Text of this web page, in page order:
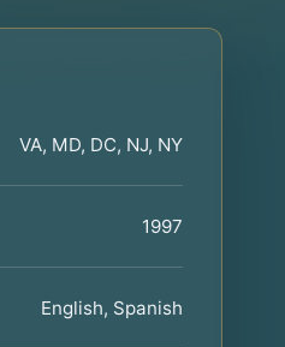
VA, MD, DC, NJ, NY
1997
English, Spanish